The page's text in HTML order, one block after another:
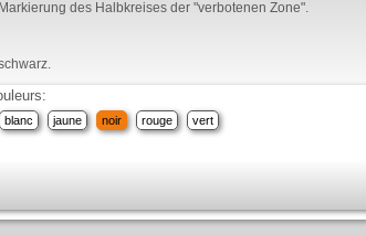
des Halbkreises der "verbotenen Zone".
blanc jaune noir rouge vert